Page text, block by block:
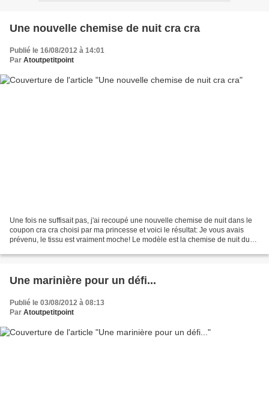
Une nouvelle chemise de nuit cra cra
Publié le 16/08/2012 à 14:01
Par Atoutpetitpoint
Une fois ne suffisait pas, j'ai recoupé une nouvelle chemise de nuit dans le
coupon cra cra choisi par ma princesse et voici le résultat: Je vous avais
prévenu, le tissu est vraiment moche! Le modèle est la chemise de nuit du
Une marinière pour un défi...
Publié le 03/08/2012 à 08:13
Par Atoutpetitpoint